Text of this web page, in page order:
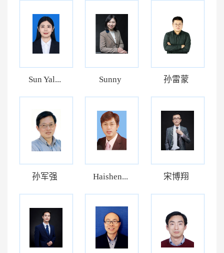
Sun Yal... Sunny 孙雷蒙
孙军强 Haishen... 宋博翔